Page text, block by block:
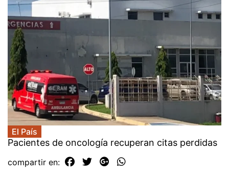
El País
Pacientes de oncología recuperan citas perdidas
compartir en: